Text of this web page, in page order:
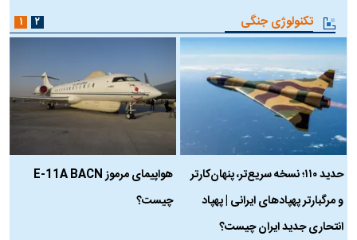
تکنولوژی جنگی
حدید ۱۱۰؛ نسخه سریع‌تر، پنهان‌کارتر
و مرگبارتر پهپادهای ایرانی | پهپاد
انتحاری جدید ایران چیست؟
هواپیمای مرموز E-11A BACN
چیست؟
۱ ۲